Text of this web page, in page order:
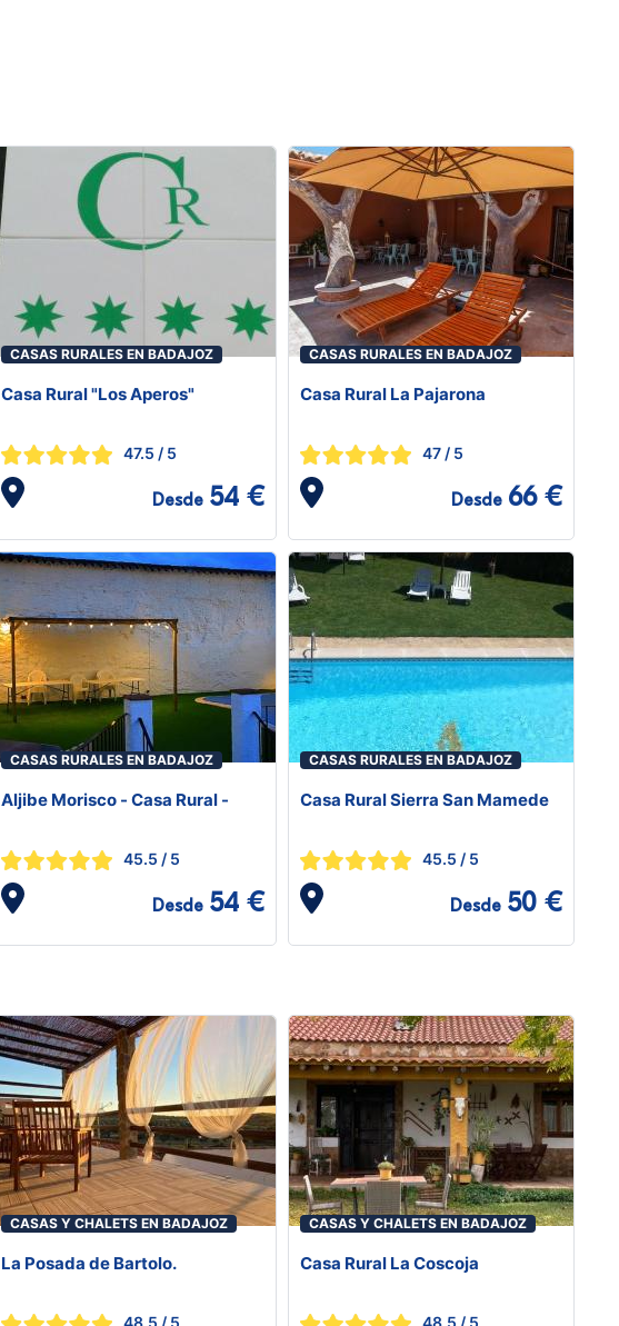
CASAS RURALES EN BADAJOZ
Casa Rural "Los Aperos"
47.5 / 5
Desde 54 €
CASAS RURALES EN BADAJOZ
Casa Rural La Pajarona
47/ 5
Desde 66 €
CASAS RURALES EN BADAJOZ
Aljibe Morisco - Casa Rural -
45.5 / 5
Desde 54 €
CASAS RURALES EN BADAJOZ
Casa Rural Sierra San Mamede
45.5 / 5
Desde 50 €
CASAS Y CHALETS EN BADAJOZ
La Posada de Bartolo.
48.5 / 5
CASAS Y CHALETS EN BADAJOZ
Casa Rural La Coscoja
48.5 / 5